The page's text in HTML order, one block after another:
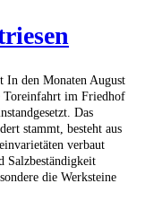
In den Monaten August
Toreinfahrt im Friedhof
Das
stammt, besteht aus
verbaut
Salzbeständigkeit
die Werksteine